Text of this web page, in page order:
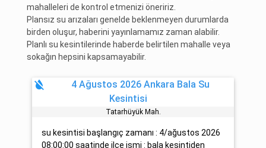
mahalleleri de kontrol etmenizi öneririz.
Plansız su arızaları genelde beklenmeyen durumlarda
birden oluşur, haberini yayınlamamız zaman alabilir.
Planlı su kesintilerinde haberde belirtilen mahalle veya
sokağın hepsini kapsamayabilir.
format_color_reset
4 Ağustos 2026 Ankara Bala Su
Kesintisi
Tatarhüyük Mah.
su kesintisi başlangıç zamanı : 4/ağustos 2026
08:00:00 saatinde ilçe ismi : bala kesintiden